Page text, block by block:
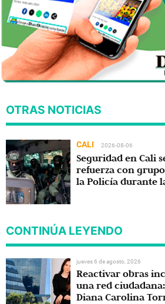
OTRAS NOTICIAS
CALI 2026-08-06
Seguridad en Cali
refuerza con
la Policía durante
CONTINÚA LEYENDO
jueves 6 de agosto, 2026
Reactivar obras
una red
Diana Carolina